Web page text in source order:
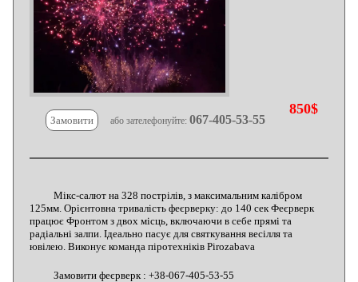
850$
Замовити або зателефонуйте:067-405-53-55
Мікс-салют на 328 пострілів, з максимальним калібром
125мм. Орієнтовна тривалість феєрверку: до 140 сек Феєрверк
працює Фронтом з двох місць, включаючи в себе прямі та
радіальні залпи. Ідеально пасує для святкування весілля та
ювілею. Виконує команда піротехніків Pirozabava
Замовити феєрверк : +38-067-405-53-55